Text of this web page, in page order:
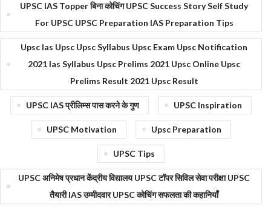
UPSC IAS Topper बिना कोचिंग UPSC Success Story Self Study
For UPSC UPSC Preparation IAS Preparation Tips
Upsc Ias Upsc Upsc Syllabus Upsc Exam Upsc Notification
2021 Ias Syllabus Upsc Prelims 2021 Upsc Online Upsc
Prelims Result 2021 Upsc Result
UPSC IAS प्रीलिम्स पास करने के गुण UPSC Inspiration
UPSC Motivation Upsc Preparation
UPSC Tips
UPSC अनिमेष प्रधान केंद्रीय विद्यालय UPSC टॉपर सिविल सेवा परीक्षा UPSC
तैयारी IAS उम्मीदवार UPSC कोचिंग सफलता की कहानियाँ